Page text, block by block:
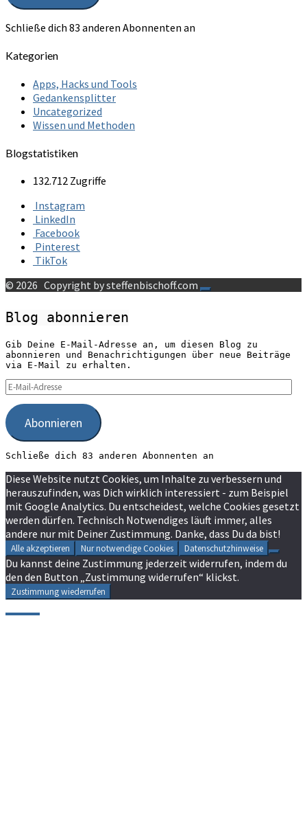
Schließe dich 83 anderen Abonnenten an
Kategorien
Apps, Hacks und Tools
Gedankensplitter
Uncategorized
Wissen und Methoden
Blogstatistiken
132.712 Zugriffe
Instagram
LinkedIn
Facebook
Pinterest
TikTok
© 2026 Copyright by steffenbischoff.com
Blog abonnieren
Gib Deine E-Mail-Adresse an, um diesen Blog zu
abonnieren und Benachrichtigungen über neue Beiträge
via E-Mail zu erhalten.
E-
Mail-
Adresse
Abonnieren
Schließe dich 83 anderen Abonnenten an
Diese Website nutzt Cookies, um Inhalte zu verbessern und
herauszufinden, was Dich wirklich interessiert - zum Beispiel
mit Google Analytics. Du entscheidest, welche Cookies gesetzt
werden dürfen. Technisch Notwendiges läuft immer, alles
andere nur mit Deiner Zustimmung. Danke, dass Du da bist!
Alle akzeptieren Nur notwendige Cookies Datenschutzhinweise
Du kannst deine Zustimmung jederzeit widerrufen, indem du
den den Button „Zustimmung widerrufen“ klickst.
Zustimmung wiederrufen